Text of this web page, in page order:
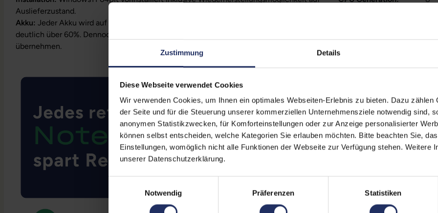
Zustimmung Details
Diese Webseite verwendet Cookies
Wir verwenden Cookies, um Ihnen ein optimales Webseiten-Erlebnis zu bieten. Dazu zählen
der Seite und für die Steuerung unserer kommerziellen Unternehmensziele notwendig sind,
anonymen Statistikzwecken, für Komforteinstellungen oder zur Anzeige personalisierter
können selbst entscheiden, welche Kategorien Sie erlauben möchten. Bitte beachten Sie,
Einstellungen, womöglich nicht alle Funktionen der Webseite zur Verfügung stehen. Weitere
unserer Datenschutzerklärung.
Notwendig
Präferenzen Statistiken
Auslieferzustand.
Akku: Jeder Akku wird auf Funktion geprüft. Die Akku-Kapazität liegt im Normalfall
deutlich über 60%. Dennoch können wir keine Garantieleistungen auf Akkulaufzeiten
übernehmen.
Betriebssystem:
Prozessorkerne:
Webcam: Ja
Tastaturbeleuchtung:
Schnittstellen: 1x
1x
Displaygröße: